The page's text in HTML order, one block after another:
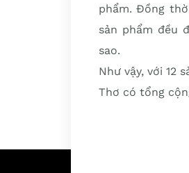
phẩm. Đồng
sản phẩm đều
sao.
Như vậy, với 12
Thơ có tổng